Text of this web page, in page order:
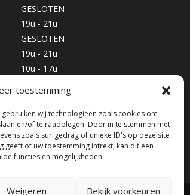
toestemming
wij technologieën zoals cookies om
en/of te raadplegen. Door in te stemmen met
zoals surfgedrag of unieke ID's op deze site
geeft of uw toestemming intrekt, kan dit een
functies en mogelijkheden.
Weigeren Bekijk voorkeuren
GESLOTEN
19u - 21u
GESLOTEN
19u - 21u
10u - 17u